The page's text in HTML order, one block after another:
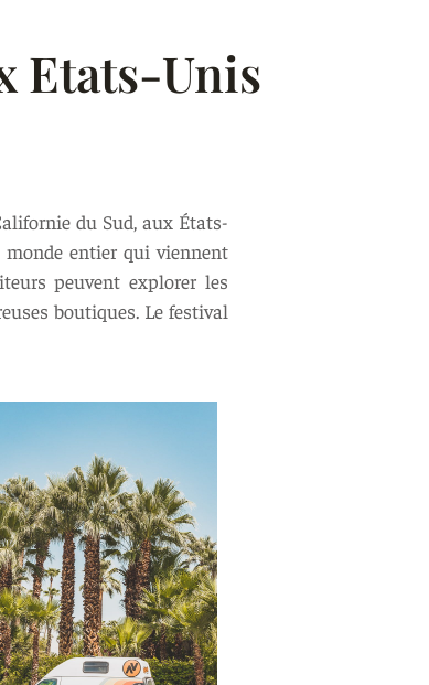
Etats-Unis
du Sud, aux États-
entier qui viennent
peuvent explorer les
boutiques. Le festival